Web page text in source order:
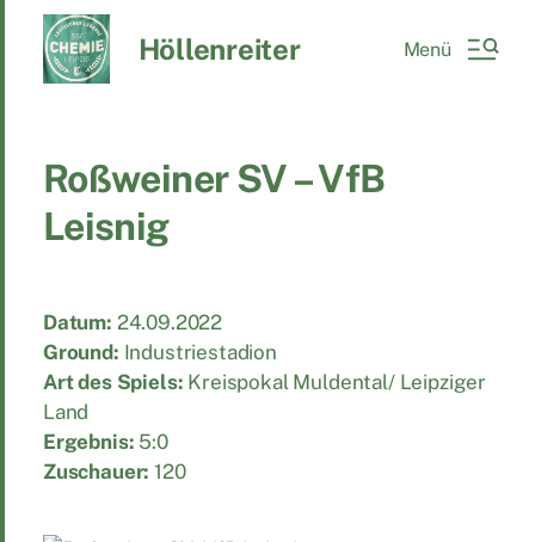
Höllenreiter Menü
Roßweiner SV – VfB
Leisnig
Datum: 24.09.2022
Ground: Industriestadion
Art des Spiels: Kreispokal Muldental/ Leipziger
Land
Ergebnis: 5:0
Zuschauer: 120